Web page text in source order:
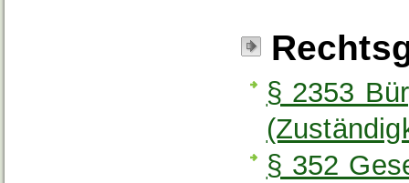
§ 2353
§ 352